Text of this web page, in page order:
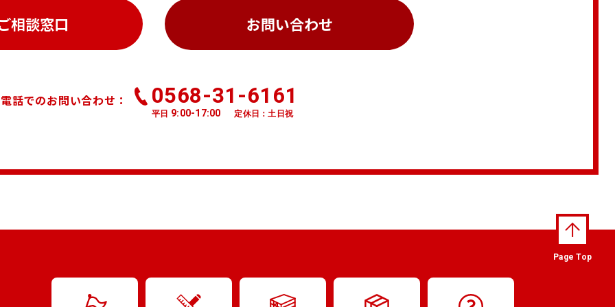
相談窓口 お問い合わせ
話でのお問い合わせ： 0568-31-6161
平日 9:00-17:00 定休日：土日祝
Page Top